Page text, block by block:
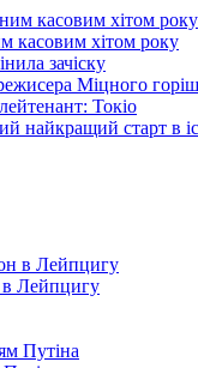
касовим хітом року
зачіску
Міцного
Токіо
найкращий старт в
в Лейпцигу